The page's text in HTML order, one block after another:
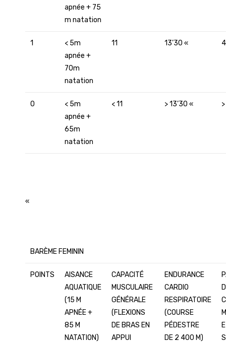
apnée + 75
m natation
1
< 5m
apnée +
70m
natation
11 13’30 «
0
< 5m
apnée +
65m
natation
< 11 > 13’30 «
«
BARÈME FEMININ
POINTS
AISANCE
AQUATIQUE
(15 M
APNÉE +
85 M
NATATION)
CAPACITÉ
MUSCULAIRE
GÉNÉRALE
(FLEXIONS
DE BRAS EN
APPUI
ENDURANCE
CARDIO
RESPIRATOIRE
(COURSE
PÉDESTRE
DE 2 400 M)